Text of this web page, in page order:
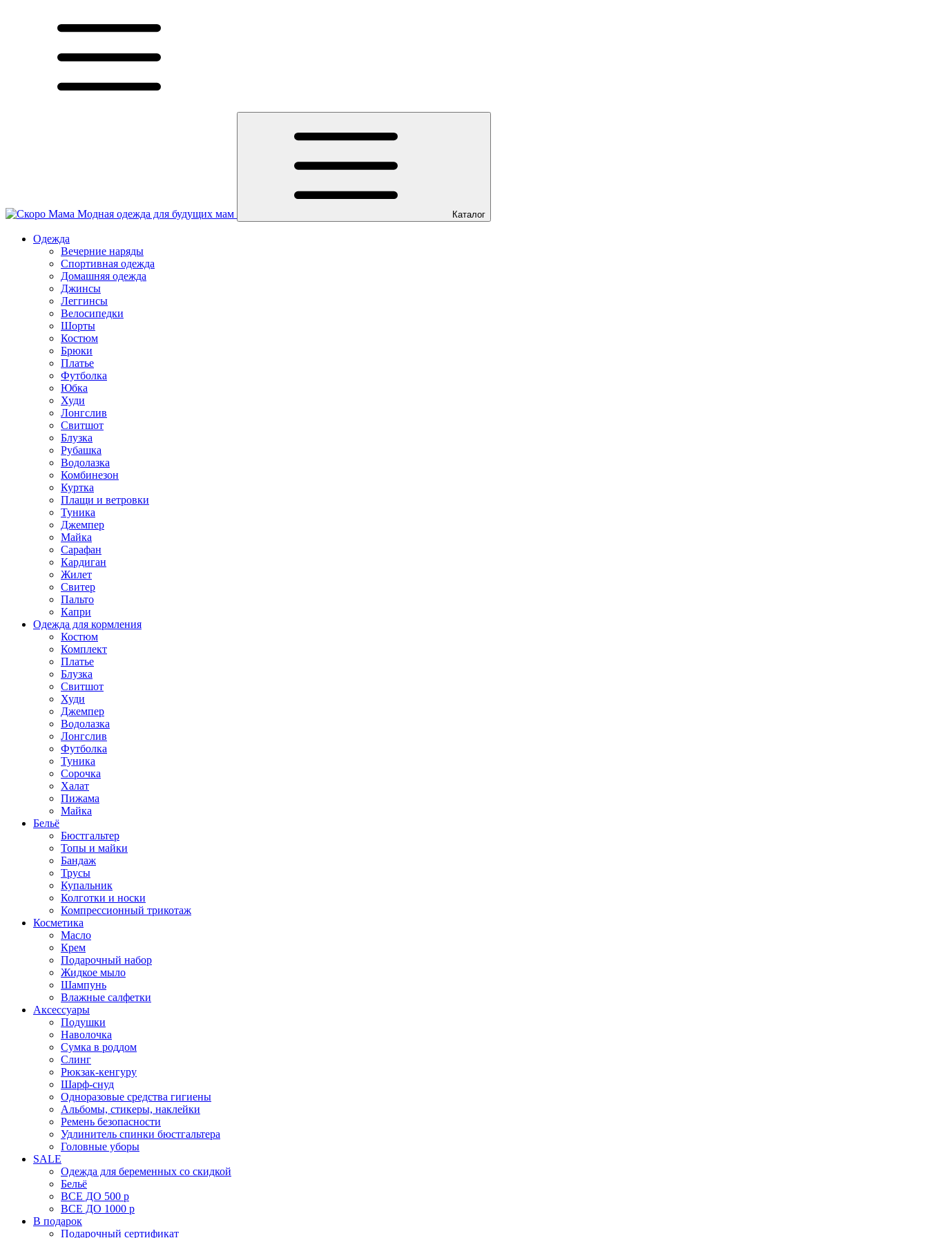
Модная одежда для будущих мам Каталог
Одежда
Вечерние наряды
Спортивная одежда
Домашняя одежда
Джинсы
Леггинсы
Велосипедки
Шорты
Костюм
Брюки
Платье
Футболка
Юбка
Худи
Лонгслив
Свитшот
Блузка
Рубашка
Водолазка
Комбинезон
Куртка
Плащи и ветровки
Туника
Джемпер
Майка
Сарафан
Кардиган
Жилет
Свитер
Пальто
Капри
Одежда для кормления
Костюм
Комплект
Платье
Блузка
Свитшот
Худи
Джемпер
Водолазка
Лонгслив
Футболка
Туника
Сорочка
Халат
Пижама
Майка
Бельё
Бюстгальтер
Топы и майки
Бандаж
Трусы
Купальник
Колготки и носки
Компрессионный трикотаж
Косметика
Масло
Крем
Подарочный набор
Жидкое мыло
Шампунь
Влажные салфетки
Аксессуары
Подушки
Наволочка
Сумка в роддом
Cлинг
Рюкзак-кенгуру
Шарф-снуд
Одноразовые средства гигиены
Альбомы, стикеры, наклейки
Ремень безопасности
Удлинитель спинки бюстгальтера
Головные уборы
SALE
Одежда для беременных со скидкой
Бельё
ВСЕ ДО 500 р
ВСЕ ДО 1000 р
В подарок
Подарочный сертификат